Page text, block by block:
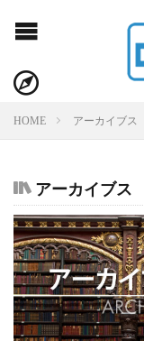
HOME アーカイブス
アーカイブス